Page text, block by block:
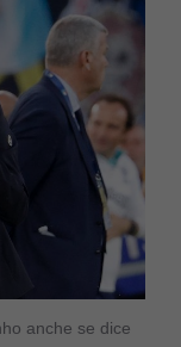
anche se dice